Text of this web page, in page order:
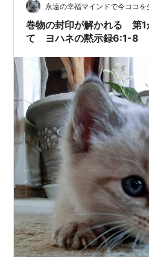
者なる神の激しい憤りのぶどう
は、この方である。16 その衣
永遠の幸福マインドで今ココ
巻物の封印が解かれる 第1
て ヨハネの黙示録6:1-8